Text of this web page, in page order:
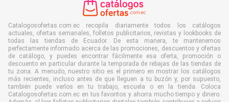
Catalogosofertas.com.ec recopila diariamente todos los catálogos
actuales, ofertas semanales, folletos publicitarios, revistas y lookbooks de
todas las tiendas de Ecuador. De esta manera, te mantenemos
perfectamente informado acerca de las promociones, descuentos y ofertas
de catálogo, y puedes encontrar fácilmente esa oferta, promoción o
descuento en particular durante la temporada de rebajas de las tiendas de
tu zona. A menudo, nuestro sitio es el primero en mostrar los catálogos
más recientes, incluso antes de que lleguen a tu buzón y, por supuesto,
también puede verlos en tu trabajo, escuela o en la tienda. Coloca
Catalogosofertas.com.ec en tus favoritos y ahorra mucho tiempo y dinero.